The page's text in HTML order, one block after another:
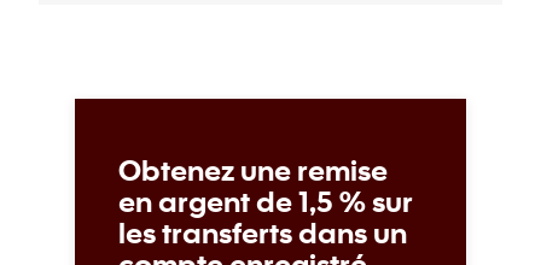
Obtenez une remise
en argent de 1,5 % sur
les transferts dans un